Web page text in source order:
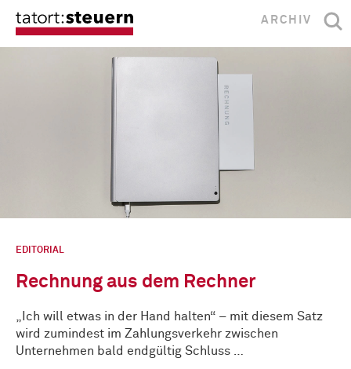
ARCHIV
EDITORIAL
Rechnung aus dem Rechner
„Ich will etwas in der Hand halten“ – mit diesem Satz
wird zumindest im Zahlungsverkehr zwischen
Unternehmen bald endgültig Schluss …